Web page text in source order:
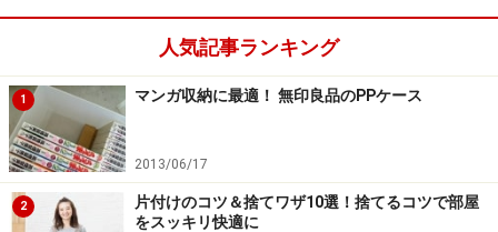
人気記事ランキング
1 マンガ収納に最適！ 無印良品のPPケース
2013/06/17
2
片付けのコツ＆捨てワザ10選！捨てるコツで部屋
をスッキリ快適に